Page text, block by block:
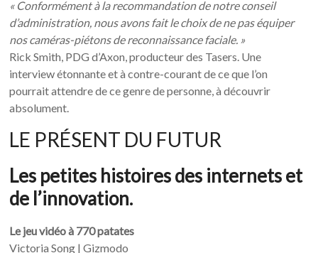
« Conformément à la recommandation de notre conseil
d’administration, nous avons fait le choix de ne pas équiper
nos caméras-piétons de reconnaissance faciale. »
Rick Smith, PDG d’Axon, producteur des Tasers. Une
interview étonnante et à contre-courant de ce que l’on
pourrait attendre de ce genre de personne, à découvrir
absolument.
LE PRÉSENT DU FUTUR
Les petites histoires des internets et
de l’innovation.
Le jeu vidéo à 770 patates
Victoria Song | Gizmodo